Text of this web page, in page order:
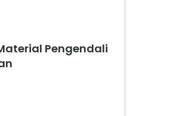
Pengendali